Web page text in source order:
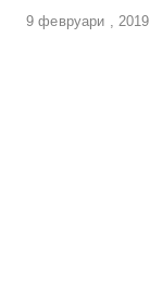
Објавено
9 февруари , 2019